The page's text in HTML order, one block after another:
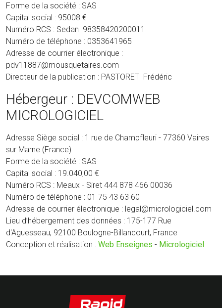
Forme de la société : SAS
Capital social : 95008 €
Numéro RCS : Sedan 98358420200011
Numéro de téléphone : 0353641965
Adresse de courrier électronique :
pdv11887@mousquetaires.com
Directeur de la publication : PASTORET Frédéric
Hébergeur : DEVCOMWEB
MICROLOGICIEL
Adresse Siège social : 1 rue de Champfleuri - 77360 Vaires
sur Marne (France)
Forme de la société : SAS
Capital social : 19.040,00 €
Numéro RCS : Meaux - Siret 444 878 466 00036
Numéro de téléphone : 01 75 43 63 60
Adresse de courrier électronique : legal@micrologiciel.com
Lieu d’hébergement des données : 175-177 Rue
d'Aguesseau, 92100 Boulogne-Billancourt, France
Conception et réalisation : Web Enseignes - Micrologiciel